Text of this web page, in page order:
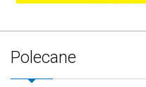
Polecane